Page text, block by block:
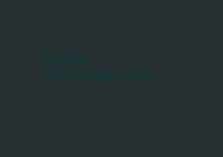
English
*Norwegian-UTF8